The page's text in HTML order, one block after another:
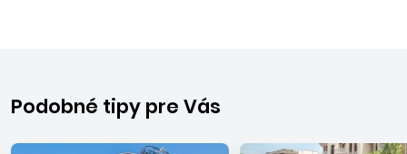
Podobné tipy pre Vás